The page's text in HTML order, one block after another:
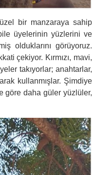
bir manzaraya sahip
üyelerinin yüzlerini ve
olduklarını görüyoruz.
çekiyor. Kırmızı, mavi,
takıyorlar; anahtarlar,
kullanmışlar. Şimdiye
göre daha güler yüzlüler,